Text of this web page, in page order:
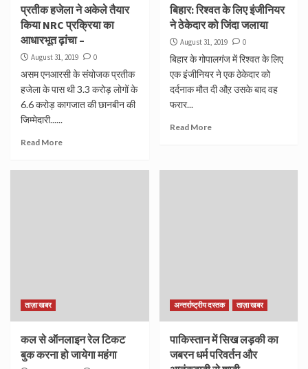
प्रतीक हजेला ने अकेले तैयार
किया NRC प्रक्रिया का
आधारभूत ढ़ांचा –
August 31, 2019 0
असम एनआरसी के संयोजक प्रतीक
हजेला के पास थी 3.3 करोड़ लोगों के
6.6 करोड़ कागजात की छानबीन की
जिम्मेदारी......
Read More
बिहार: रिश्वत के लिए इंजीनियर
ने ठेकेदार को जिंदा जलाया
August 31, 2019 0
बिहार के गोपालगंज में रिश्वत के लिए
एक इंजीनियर ने एक ठेकेदार को
दर्दनाक मौत दी औऱ उसके बाद वह
फरार...
Read More
ताज़ा खबर
कल से ऑनलाइन रेल टिकट
बुक करना हो जायेगा महंगा
अन्तर्राष्ट्रीय दस्तक ताज़ा खबर
पाकिस्तान में सिख लड़की का
जबरन धर्म परिवर्तन और